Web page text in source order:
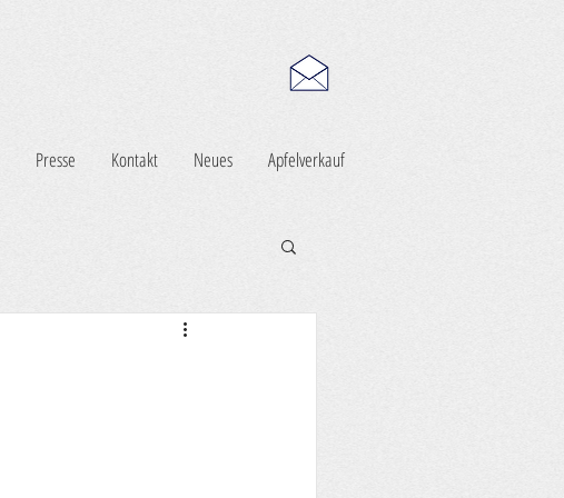
Presse Kontakt Neues Apfelverkauf